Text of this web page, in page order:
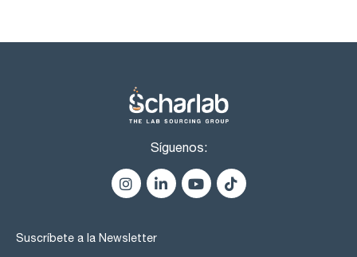
Síguenos:
Suscríbete a la Newsletter